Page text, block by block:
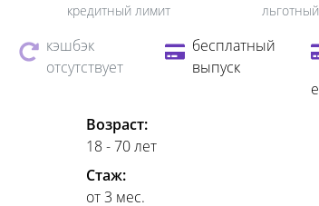
кредитный лимит
кэшбэк
отсутствует
бесплатный
выпуск
е
Возраст:
18 - 70 лет
Стаж:
от 3 мес.